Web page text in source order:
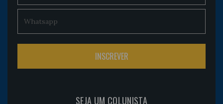
SEJA UM COLUNISTA